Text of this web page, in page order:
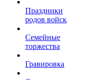
Праздники
родов войск
Семейные
торжества
Гравировка